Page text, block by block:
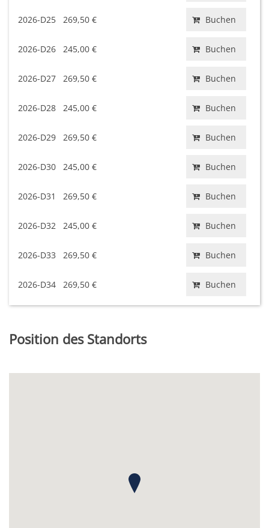
2026-D25 269,50 € Buchen
2026-D26 245,00 € Buchen
2026-D27 269,50 € Buchen
2026-D28 245,00 € Buchen
2026-D29 269,50 € Buchen
2026-D30 245,00 € Buchen
2026-D31 269,50 € Buchen
2026-D32 245,00 € Buchen
2026-D33 269,50 € Buchen
2026-D34 269,50 € Buchen
Position des Standorts